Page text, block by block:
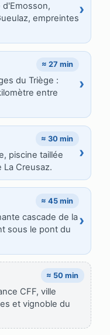
d'Emosson,
empreintes
›
≈ 27 min
du Triège :
entre
›
≈ 30 min
piscine taillée
Creusaz.
›
≈ 45 min
cascade de la
sous le pont du
›
≈ 50 min
CFF, ville
et vignoble du